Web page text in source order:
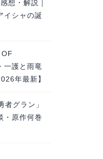
想・解説｜
イシャの誕
一護と雨竜
年最新】
グラン」
・原作何巻